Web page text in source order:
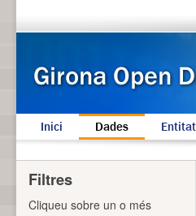
Inici Dades
Filtres
Cliqueu sobre un o més